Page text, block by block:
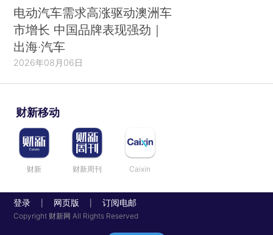
电动汽车需求高涨驱动澳洲车
市增长 中国品牌表现强劲｜
出海·汽车
2026年08月06日
财新移动
财新 财新周刊 Caixin
登录 网页版 订阅电邮
Copyright 财新网 All Rights Reserved